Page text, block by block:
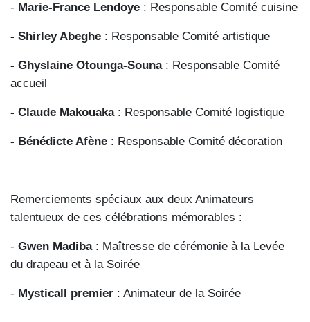
- Marie-France Lendoye : Responsable Comité cuisine
- Shirley Abeghe : Responsable Comité artistique
- Ghyslaine Otounga-Souna: Responsable Comité
accueil
- Claude Makouaka: Responsable Comité logistique
- Bénédicte Afène : Responsable Comité décoration
Remerciements spéciaux aux deux Animateurs
talentueux de ces célébrations mémorables :
- Gwen Madiba: Maîtresse de cérémonie à la Levée
du drapeau et à la Soirée
- Mysticall premier : Animateur de la Soirée